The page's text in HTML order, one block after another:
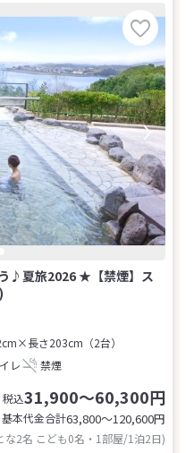
♪夏旅2026 ★【禁煙】ス
長さ203cm（2台）
レ 禁煙
税込31,900～60,300円
基本代金合計63,800〜120,600円
な2名 こども0名・1部屋/1泊2日)